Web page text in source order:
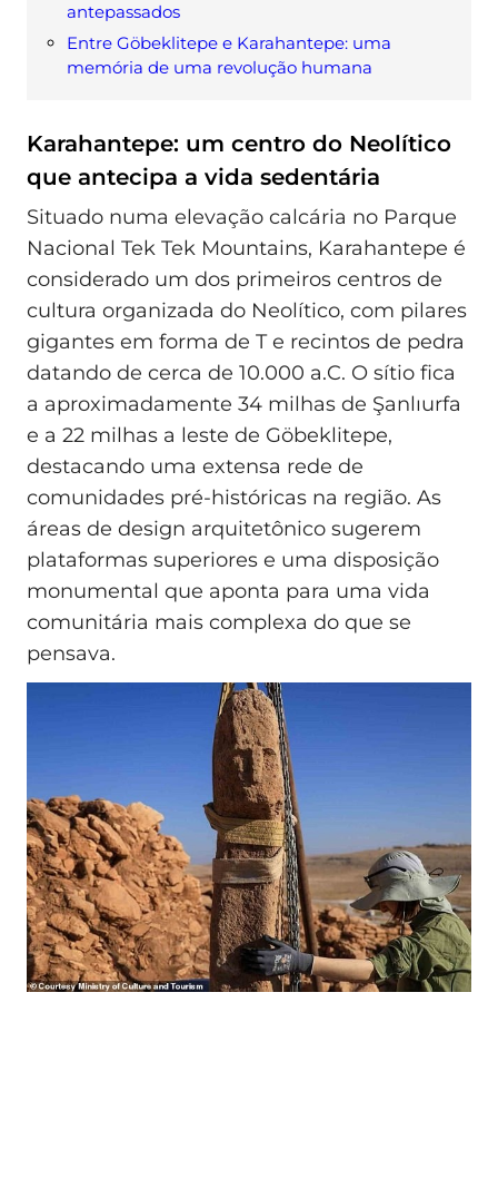
antepassados
Entre Göbeklitepe e Karahantepe: uma
memória de uma revolução humana
Karahantepe: um centro do Neolítico
que antecipa a vida sedentária
Situado numa elevação calcária no Parque
Nacional Tek Tek Mountains, Karahantepe é
considerado um dos primeiros centros de
cultura organizada do Neolítico, com pilares
gigantes em forma de T e recintos de pedra
datando de cerca de 10.000 a.C. O sítio fica
a aproximadamente 34 milhas de Şanlıurfa
e a 22 milhas a leste de Göbeklitepe,
destacando uma extensa rede de
comunidades pré-históricas na região. As
áreas de design arquitetônico sugerem
plataformas superiores e uma disposição
monumental que aponta para uma vida
comunitária mais complexa do que se
pensava.